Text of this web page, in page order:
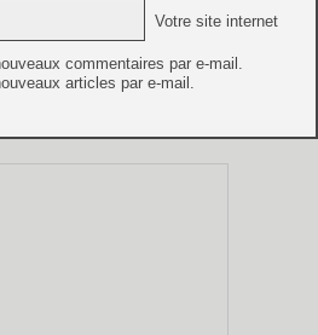
Votre site internet
commentaires par e-mail.
articles par e-mail.